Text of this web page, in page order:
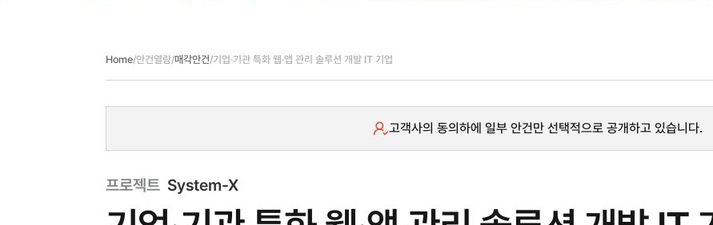
Home/안건열람/매각안건/기업·기관 특화 웹·앱 관리 솔루션 개발 IT 기업
고객사의 동의하에 일부 안건만 선택적으로 공개하고 있습니다.
프로젝트 System-X